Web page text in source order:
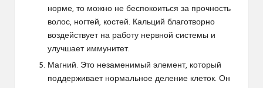
норме, то можно не беспокоиться за прочность
волос, ногтей, костей. Кальций благотворно
воздействует на работу нервной системы и
улучшает иммунитет.
Магний. Это незаменимый элемент, который
поддерживает нормальное деление клеток. Он